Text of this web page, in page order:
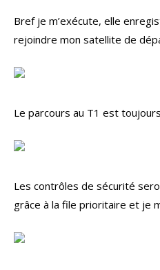
Bref je m’exécute, elle
rejoindre mon satellite de
Le parcours au T1 est
Les contrôles de sécurité
grâce à la file prioritaire et je